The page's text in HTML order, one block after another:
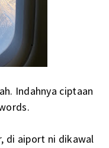
Indahnya ciptaan
di aiport ni dikawal